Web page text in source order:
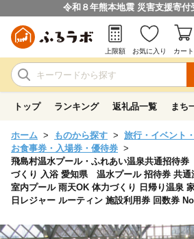
令和８年熊本地震 災害支援寄付
上限額 お気に入り カート
トップ ランキング 返礼品一覧 まち
ホーム ものから探す
旅行・イベント
お食事券・入場券・優待券
飛島村温水プール・ふれあい温泉共通招待券
づくり 入浴 愛知県 温水プール 招待券 共通
室内プール 雨天OK 体力づくり 日帰り温泉
日レジャー ルーティン 施設利用券 回数券